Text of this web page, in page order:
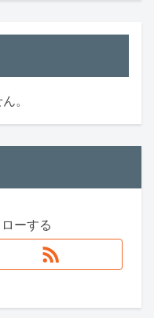
。
ーする